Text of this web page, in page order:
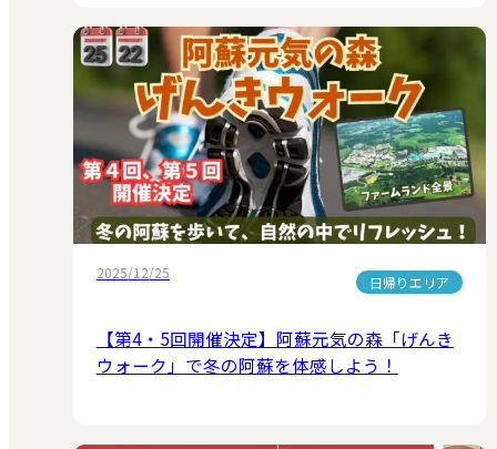
2025/12/25
日帰りエリア
【第4・5回開催決定】阿蘇元気の森「げんき
ウォーク」で冬の阿蘇を体感しよう！